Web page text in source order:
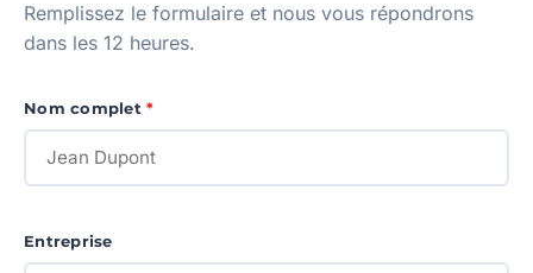
Remplissez le formulaire et nous vous répondrons
dans les 12 heures.
Nom complet *
Entreprise